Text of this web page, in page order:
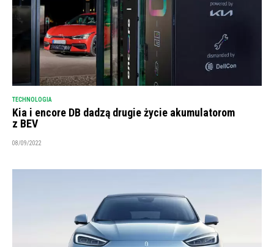
TECHNOLOGIA
Kia i encore DB dadzą drugie życie akumulatorom
z BEV
08/09/2022